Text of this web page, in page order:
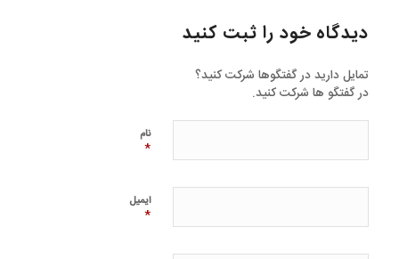
دیدگاه خود را ثبت کنید
تمایل دارید در گفتگوها شرکت کنید؟
در گفتگو ها شرکت کنید.
نام
*
ایمیل
*